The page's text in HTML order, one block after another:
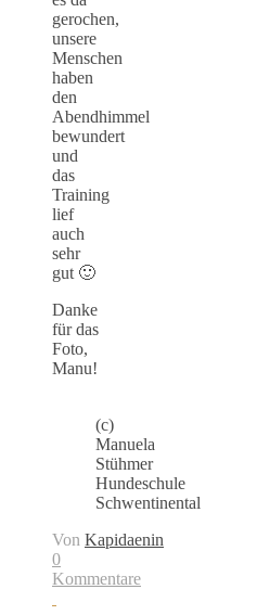
gerochen,
unsere
Menschen
haben
den
Abendhimmel
bewundert
und
das
Training
lief
auch
sehr
gut 🙂
Danke
für das
Foto,
Manu!
(c)
Manuela
Stühmer
Hundeschule
Schwentinental
Von Kapidaenin
0
Kommentare